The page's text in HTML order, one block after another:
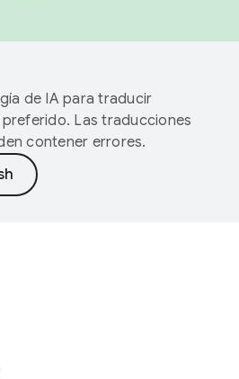
de IA para traducir
Las traducciones
contener errores.